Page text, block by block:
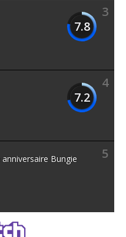
3
7.8
4
7.2
5
Bungie